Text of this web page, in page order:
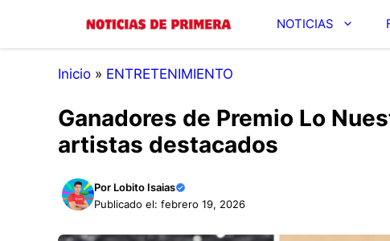
contenido
NOTICIAS
Inicio » ENTRETENIMIENTO
Ganadores de Premio Lo
artistas destacados
Por Lobito Isaias
Publicado el: febrero 19, 2026